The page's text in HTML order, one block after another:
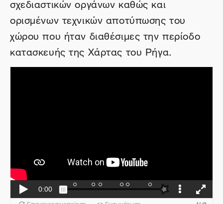
ορισμένων τεχνικών αποτύπωσης του
χώρου που ήταν διαθέσιμες την περίοδο
κατασκευής της Χάρτας του Ρήγα.